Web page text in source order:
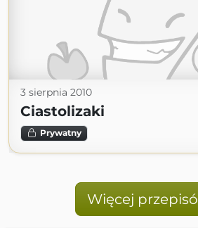
3 sierpnia 2010
Ciastolizaki
Prywatny
Więcej